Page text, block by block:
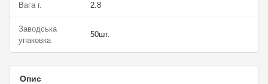
Вага г. 2.8
Заводська
упаковка
50шт.
Опис